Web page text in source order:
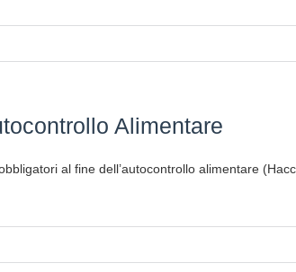
Alimentare
al fine dell’autocontrollo alimentare